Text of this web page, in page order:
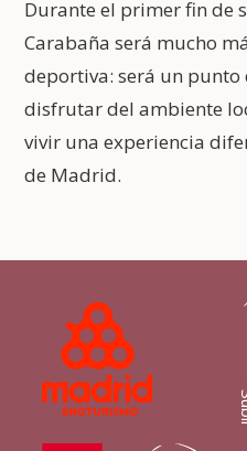
Durante el primer fin de
Carabaña será mucho
deportiva: será un punto
disfrutar del ambiente
vivir una experiencia
de Madrid.